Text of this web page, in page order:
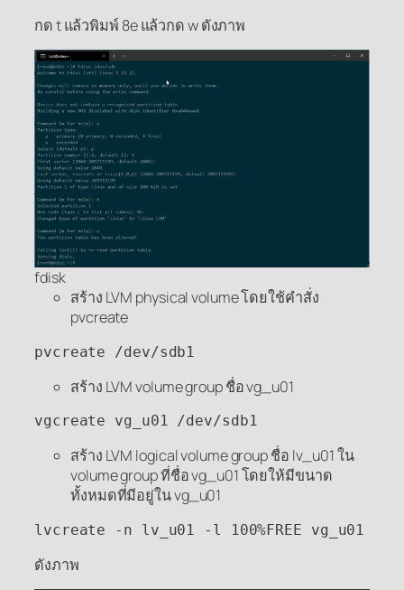
กด t แล้วพิมพ์ 8e แล้วกด w ดังภาพ
fdisk
สร้าง LVM physical volume โดยใช้คำสั่ง
pvcreate
pvcreate /dev/sdb1
สร้าง LVM volume group ชื่อ vg_u01
vgcreate vg_u01 /dev/sdb1
สร้าง LVM logical volume group ชื่อ lv_u01 ใน
volume group ที่ชื่อ vg_u01 โดยให้มีขนาด
ทั้งหมดที่มีอยู่ใน vg_u01
lvcreate -n lv_u01 -l 100%FREE vg_u01
ดังภาพ